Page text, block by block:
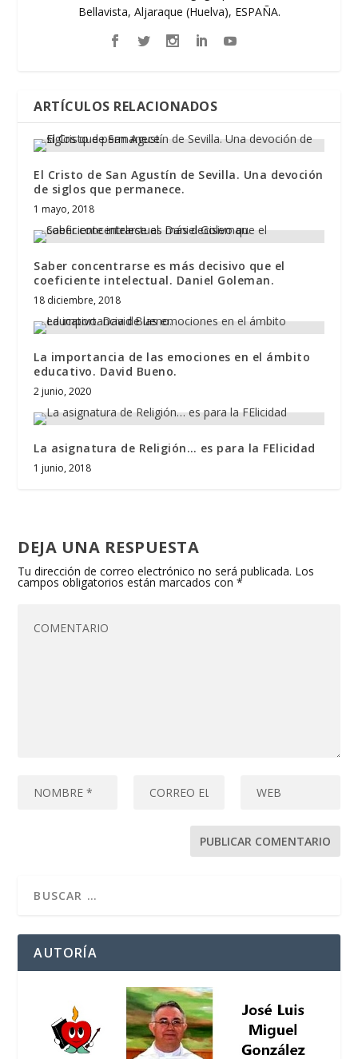
Bellavista, Aljaraque (Huelva), ESPAÑA.
ARTÍCULOS RELACIONADOS
El Cristo de San Agustín de Sevilla. Una devoción
de siglos que permanece.
1 mayo, 2018
Saber concentrarse es más decisivo que el
coeficiente intelectual. Daniel Goleman.
18 diciembre, 2018
La importancia de las emociones en el ámbito
educativo. David Bueno.
2 junio, 2020
La asignatura de Religión… es para la FElicidad
1 junio, 2018
DEJA UNA RESPUESTA
Tu dirección de correo electrónico no será publicada. Los
campos obligatorios están marcados con*
AUTORÍA